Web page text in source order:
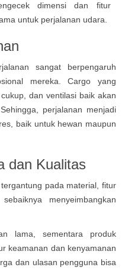
dimensi dan fitur
untuk perjalanan udara.
sangat berpengaruh
mereka. Cargo yang
dan ventilasi baik akan
perjalanan menjadi
baik untuk hewan maupun
dan Kualitas
pada material, fitur
menyeimbangkan
lama, sementara produk
keamanan dan kenyamanan
dan ulasan pengguna bisa